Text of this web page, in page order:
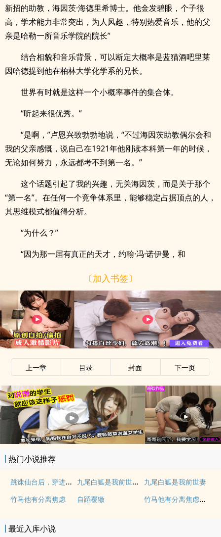
新招的助教，海因茨·海德里希博士。他金发碧眼，个子很
高，学术能力非常突出，为人风趣，特别热爱音乐，他的父
亲是哈勒一所音乐学院的院长”
结合相貌和音乐背景，可以断定大概率是蓝猫酒吧里莱
因哈德提到他在柏林大学化学系的兄长。
世界有时就是这样一个小概率事件的集合体。
“听起来很优秀。”
“是啊，”卢恩兴致勃勃地说，“不过海因茨助教偶尔会和
我的父亲感慨，说自己在1921年他刚读本科第一年的时候，
无论如何努力，永远都考不到第一名。”
这个话题引起了我的兴趣，无关海因茨，而是关于那个
“第一名”。在任何一个竞争体系里，能够稳定占据顶点的人，
其思维模式都值得分析。
“为什么？”
“因为那一届有真正的天才，约翰·冯·诺伊曼，和
〔加入书签〕
上一章 目录 封面 下一页
热门小说推荐
跳诛仙台后，穿进兽世种田文当稀有神兽(np) 九尾白狐是我前世妻（futa 百合）
九尾白狐是我前世妻
竹马他有分离焦虑
自蹈覆辙 竹马他有分离焦虑（1v1）
最近入库小说